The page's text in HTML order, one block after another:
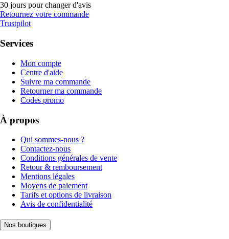
30 jours pour changer d'avis
Retournez votre commande
Trustpilot
Services
Mon compte
Centre d'aide
Suivre ma commande
Retourner ma commande
Codes promo
À propos
Qui sommes-nous ?
Contactez-nous
Conditions générales de vente
Retour & remboursement
Mentions légales
Moyens de paiement
Tarifs et options de livraison
Avis de confidentialité
Nos boutiques